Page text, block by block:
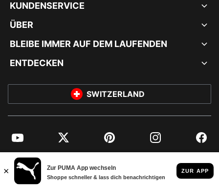
KUNDENSERVICE
ÜBER
BLEIBE IMMER AUF DEM LAUFENDEN
ENTDECKEN
SWITZERLAND
YouTube Twitter Pinterest Instagram
© PUMA EUROPE GMBH, 2026. ALLE RECHTE VORBEHALTEN
IMPRESSUM UND RECHTLICHE HINWEISE